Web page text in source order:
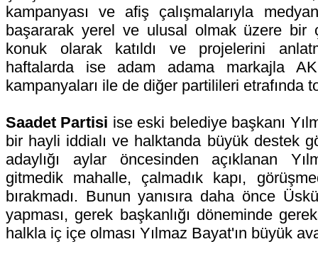
kampanyası ve afiş çalışmalarıyla
başararak yerel ve ulusal olmak üzere bir
konuk olarak katıldı ve projelerini
haftalarda ise adam adama markajla
kampanyaları ile de diğer partilileri etrafında
Saadet Partisi ise eski belediye başkanı
bir hayli iddialı ve halktanda büyük destek
adaylığı aylar öncesinden açıklanan
gitmedik mahalle, çalmadık kapı,
bırakmadı. Bunun yanısıra daha önce
yapması, gerek başkanlığı döneminde
halkla iç içe olması Yılmaz Bayat'ın büyük